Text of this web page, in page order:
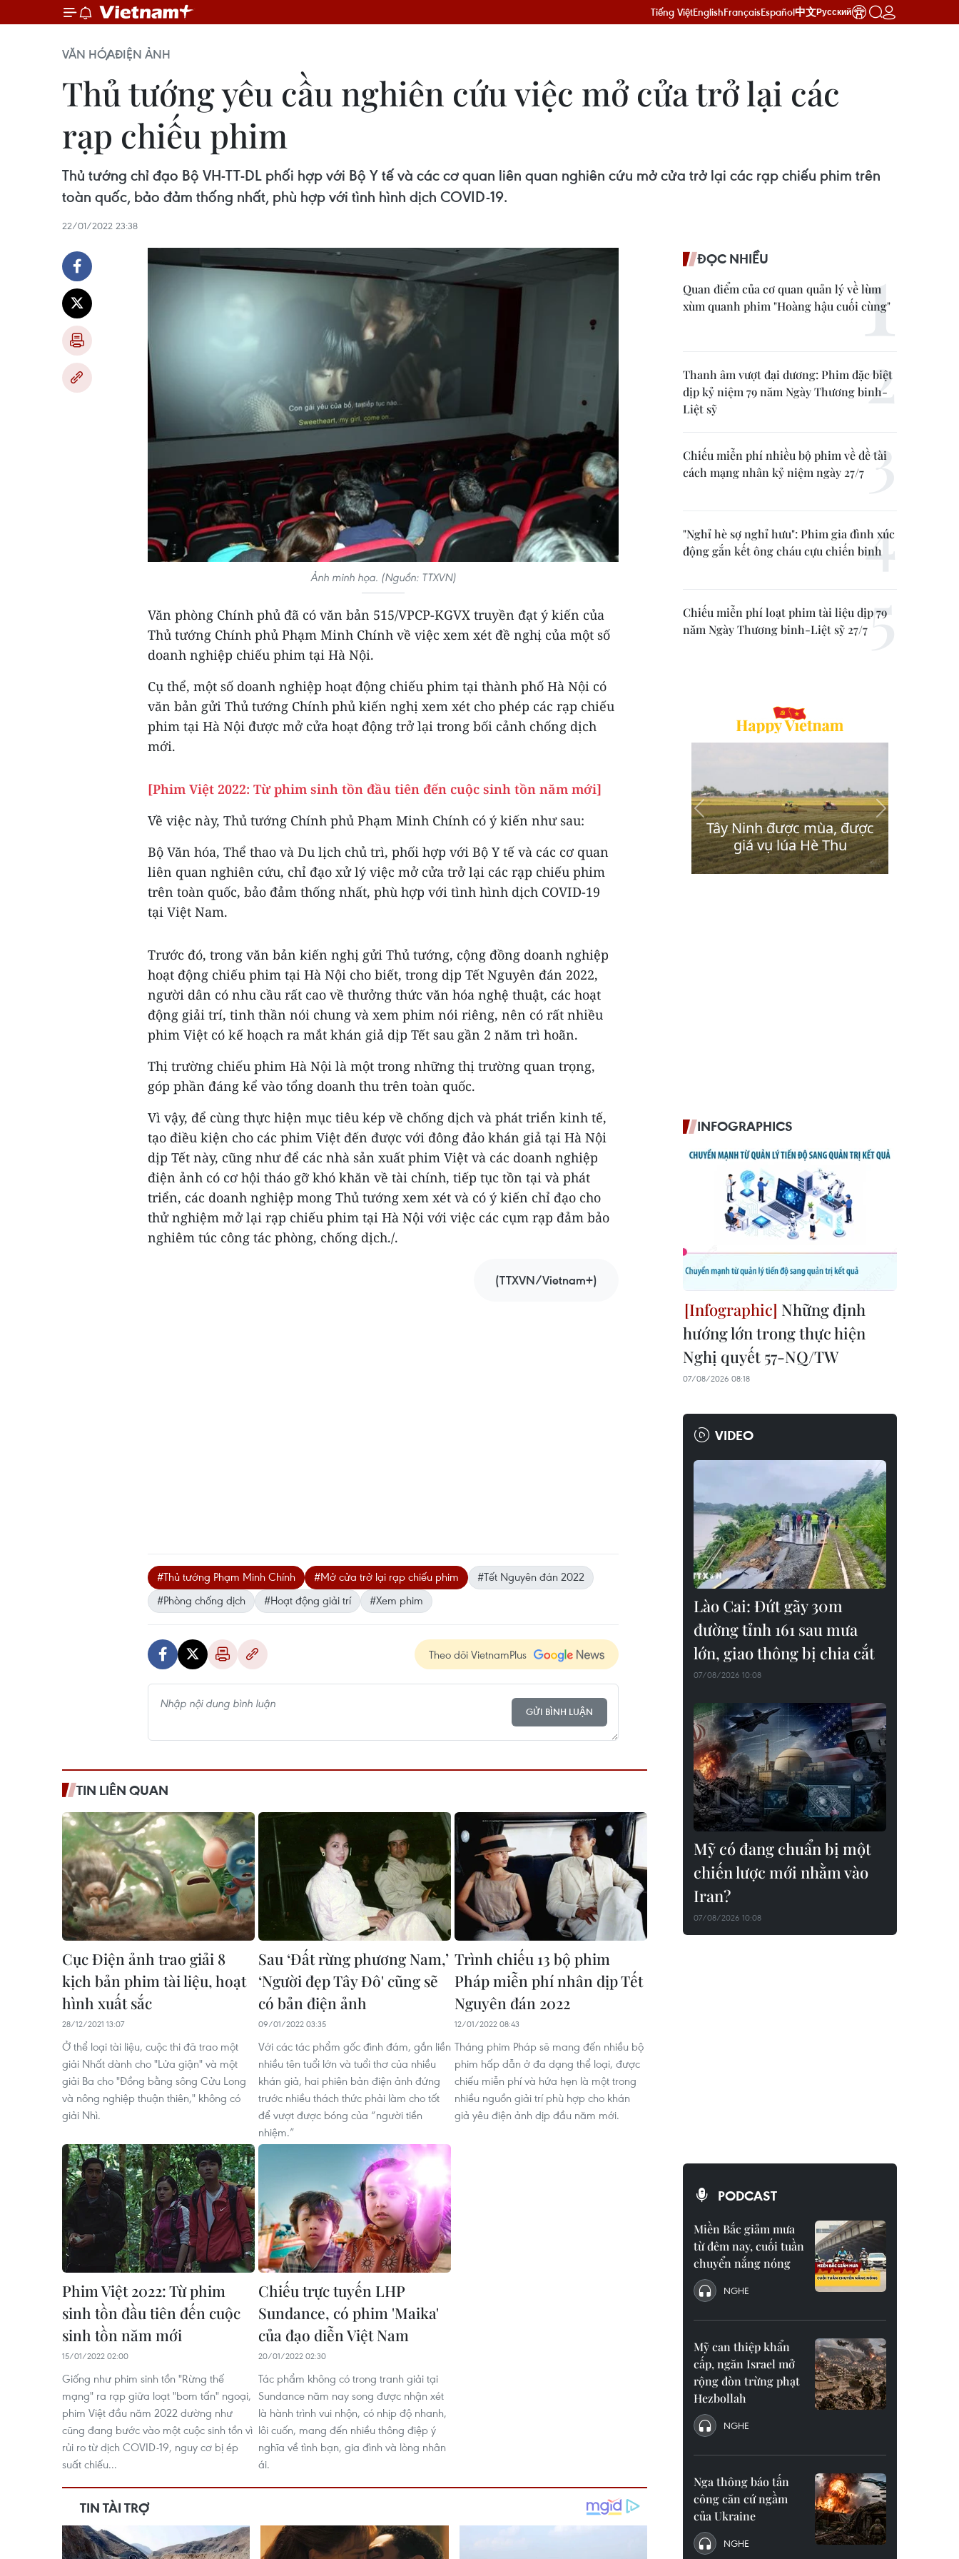
Tiếng ViệtEnglishFrançaisEspañol中文Русский
VĂN HÓAĐIỆN ẢNH
Thủ tướng yêu cầu nghiên cứu việc mở cửa trở lại các
rạp chiếu phim
Thủ tướng chỉ đạo Bộ VH-TT-DL phối hợp với Bộ Y tế và các cơ quan liên quan nghiên cứu mở cửa trở lại các rạp chiếu phim trên
toàn quốc, bảo đảm thống nhất, phù hợp với tình hình dịch COVID-19.
22/01/2022 23:38
Ảnh minh họa. (Nguồn: TTXVN)
Văn phòng Chính phủ đã có văn bản 515/VPCP-KGVX truyền đạt ý kiến của
Thủ tướng Chính phủ Phạm Minh Chính về việc xem xét đề nghị của một số
doanh nghiệp chiếu phim tại Hà Nội.
Cụ thể, một số doanh nghiệp hoạt động chiếu phim tại thành phố Hà Nội có
văn bản gửi Thủ tướng Chính phủ kiến nghị xem xét cho phép các rạp chiếu
phim tại Hà Nội được mở cửa hoạt động trở lại trong bối cảnh chống dịch
mới.
[Phim Việt 2022: Từ phim sinh tồn đầu tiên đến cuộc sinh tồn năm mới]
Về việc này, Thủ tướng Chính phủ Phạm Minh Chính có ý kiến như sau:
Bộ Văn hóa, Thể thao và Du lịch chủ trì, phối hợp với Bộ Y tế và các cơ quan
liên quan nghiên cứu, chỉ đạo xử lý việc mở cửa trở lại các rạp chiếu phim
trên toàn quốc, bảo đảm thống nhất, phù hợp với tình hình dịch COVID-19
tại Việt Nam.
Trước đó, trong văn bản kiến nghị gửi Thủ tướng, cộng đồng doanh nghiệp
hoạt động chiếu phim tại Hà Nội cho biết, trong dịp Tết Nguyên đán 2022,
người dân có nhu cầu rất cao về thưởng thức văn hóa nghệ thuật, các hoạt
động giải trí, tinh thần nói chung và xem phim nói riêng, nên có rất nhiều
phim Việt có kế hoạch ra mắt khán giả dịp Tết sau gần 2 năm trì hoãn.
Thị trường chiếu phim Hà Nội là một trong những thị trường quan trọng,
góp phần đáng kể vào tổng doanh thu trên toàn quốc.
Vì vậy, để cùng thực hiện mục tiêu kép về chống dịch và phát triển kinh tế,
tạo điều kiện cho các phim Việt đến được với đông đảo khán giả tại Hà Nội
dịp Tết này, cũng như để các nhà sản xuất phim Việt và các doanh nghiệp
điện ảnh có cơ hội tháo gỡ khó khăn về tài chính, tiếp tục tồn tại và phát
triển, các doanh nghiệp mong Thủ tướng xem xét và có ý kiến chỉ đạo cho
thử nghiệm mở lại rạp chiếu phim tại Hà Nội với việc các cụm rạp đảm bảo
nghiêm túc công tác phòng, chống dịch./.
(TTXVN/Vietnam+)
#Thủ tướng Phạm Minh Chính #Mở cửa trở lại rạp chiếu phim
#Tết Nguyên đán 2022
#Phòng chống dịch
#Hoạt động giải trí #Xem phim
Theo dõi VietnamPlus
GỬI BÌNH LUẬN
TIN LIÊN QUAN
Cục Điện ảnh trao giải 8
kịch bản phim tài liệu, hoạt
hình xuất sắc
28/12/2021 13:07
Ở thể loại tài liệu, cuộc thi đã trao một
giải Nhất dành cho "Lửa giận" và một
giải Ba cho "Đồng bằng sông Cửu Long
và nông nghiệp thuận thiên," không có
giải Nhì.
Sau ‘Đất rừng phương Nam,’
‘Người đẹp Tây Đô' cũng sẽ
có bản điện ảnh
09/01/2022 03:35
Với các tác phẩm gốc đình đám, gắn liền
nhiều tên tuổi lớn và tuổi thơ của nhiều
khán giả, hai phiên bản điện ảnh đứng
trước nhiều thách thức phải làm cho tốt
để vượt được bóng của “người tiền
nhiệm.”
Trình chiếu 13 bộ phim
Pháp miễn phí nhân dịp Tết
Nguyên đán 2022
12/01/2022 08:43
Tháng phim Pháp sẽ mang đến nhiều bộ
phim hấp dẫn ở đa dạng thể loại, được
chiếu miễn phí và hứa hẹn là một trong
nhiều nguồn giải trí phù hợp cho khán
giả yêu điện ảnh dịp đầu năm mới.
Phim Việt 2022: Từ phim
sinh tồn đầu tiên đến cuộc
sinh tồn năm mới
15/01/2022 02:00
Giống như phim sinh tồn "Rừng thế
mạng" ra rạp giữa loạt "bom tấn" ngoại,
phim Việt đầu năm 2022 dường như
cũng đang bước vào một cuộc sinh tồn vì
rủi ro từ dịch COVID-19, nguy cơ bị ép
suất chiếu...
Chiếu trực tuyến LHP
Sundance, có phim 'Maika'
của đạo diễn Việt Nam
20/01/2022 02:30
Tác phẩm không có trong tranh giải tại
Sundance năm nay song được nhận xét
là hành trình vui nhộn, có nhịp độ nhanh,
lôi cuốn, mang đến nhiều thông điệp ý
nghĩa về tình bạn, gia đình và lòng nhân
ái.
ĐỌC NHIỀU
Quan điểm của cơ quan quản lý về lùm
xùm quanh phim "Hoàng hậu cuối cùng"
Thanh âm vượt đại dương: Phim đặc biệt
dịp kỷ niệm 79 năm Ngày Thương binh-
Liệt sỹ
Chiếu miễn phí nhiều bộ phim về đề tài
cách mạng nhân kỷ niệm ngày 27/7
"Nghỉ hè sợ nghỉ hưu": Phim gia đình xúc
động gắn kết ông cháu cựu chiến binh
Chiếu miễn phí loạt phim tài liệu dịp 79
năm Ngày Thương binh-Liệt sỹ 27/7
INFOGRAPHICS
Những định
hướng lớn trong thực hiện
Nghị quyết 57-NQ/TW
07/08/2026 08:18
VIDEO
Lào Cai: Đứt gãy 30m
đường tỉnh 161 sau mưa
lớn, giao thông bị chia cắt
07/08/2026 10:08
Mỹ có đang chuẩn bị một
chiến lược mới nhằm vào
Iran?
07/08/2026 10:08
PODCAST
Miền Bắc giảm mưa
từ đêm nay, cuối tuần
chuyển nắng nóng
NGHE
Mỹ can thiệp khẩn
cấp, ngăn Israel mở
rộng đòn trừng phạt
Hezbollah
NGHE
Nga thông báo tấn
công căn cứ ngầm
của Ukraine
NGHE